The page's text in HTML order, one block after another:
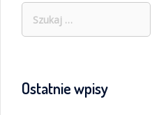
Ostatnie wpisy